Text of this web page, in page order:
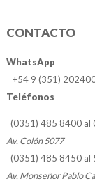
CONTACTO
WhatsApp
+54 9 (351)
Teléfonos
(0351) 485 8400 al
Av. Colón 5077
(0351) 485 8450 al
Av. Monseñor Pablo